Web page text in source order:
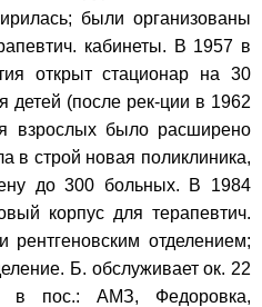
были организованы
кабинеты. В 1957 в
открыт стационар на 30
детей (после рек-ции в 1962
взрослых было расширено
в строй новая поликлиника,
до 300 больных. В 1984
корпус для терапевтич.
отделением;
Б. обслуживает ок. 22
в пос.: АМЗ, Федоровка,